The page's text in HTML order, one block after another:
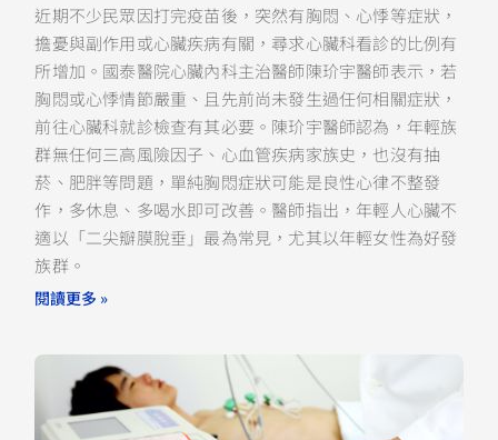
近期不少民眾因打完疫苗後，突然有胸悶、心悸等症狀，
擔憂與副作用或心臟疾病有關，尋求心臟科看診的比例有
所增加。國泰醫院心臟內科主治醫師陳玠宇醫師表示，若
胸悶或心悸情節嚴重、且先前尚未發生過任何相關症狀，
前往心臟科就診檢查有其必要。陳玠宇醫師認為，年輕族
群無任何三高風險因子、心血管疾病家族史，也沒有抽
菸、肥胖等問題，單純胸悶症狀可能是良性心律不整發
作，多休息、多喝水即可改善。醫師指出，年輕人心臟不
適以「二尖瓣膜脫垂」最為常見，尤其以年輕女性為好發
族群。
閱讀更多 »